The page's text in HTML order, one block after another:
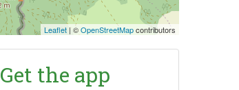
Leaflet | ©OpenStreetMapcontributors
Get the app